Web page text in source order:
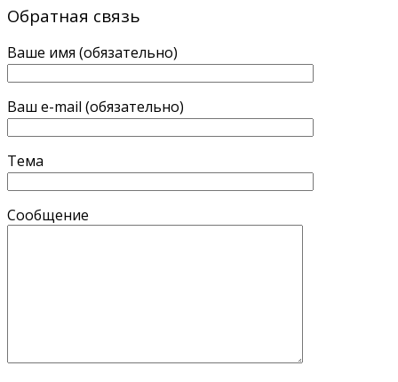
Обратная связь
Ваше имя (обязательно)
Ваш e-mail (обязательно)
Тема
Сообщение